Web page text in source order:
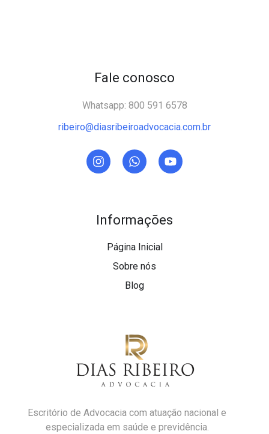
Escritório de Advocacia com atuação nacional e
especializada em saúde e previdência.
Informações
Página Inicial
Sobre nós
Blog
Fale conosco
Whatsapp: 800 591 6578
ribeiro@diasribeiroadvocacia.com.br